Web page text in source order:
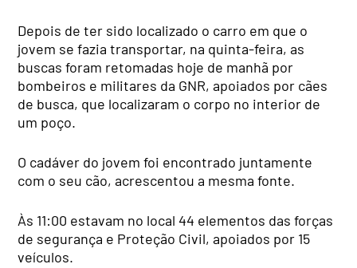
Depois de ter sido localizado o carro em que o
jovem se fazia transportar, na quinta-feira, as
buscas foram retomadas hoje de manhã por
bombeiros e militares da GNR, apoiados por cães
de busca, que localizaram o corpo no interior de
um poço.
O cadáver do jovem foi encontrado juntamente
com o seu cão, acrescentou a mesma fonte.
Às 11:00 estavam no local 44 elementos das forças
de segurança e Proteção Civil, apoiados por 15
veículos.